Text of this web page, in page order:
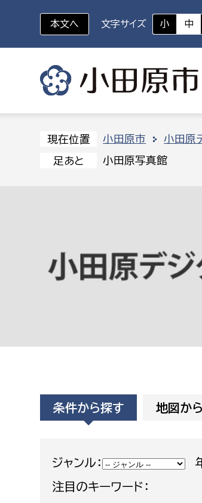
いざというときに
対象者を選択
高校生・大学生など
妊産婦
障がい者
傷病者
事業者
組織から探す
部に属さない室
地域安全課
人権・男女共同参画課
本文へ 文字サイズ 小 中
現在位置 小田原市 小田原
足あと 小田原写真館
条件から探す 地図か
ジャンル：
注目のキーワード：